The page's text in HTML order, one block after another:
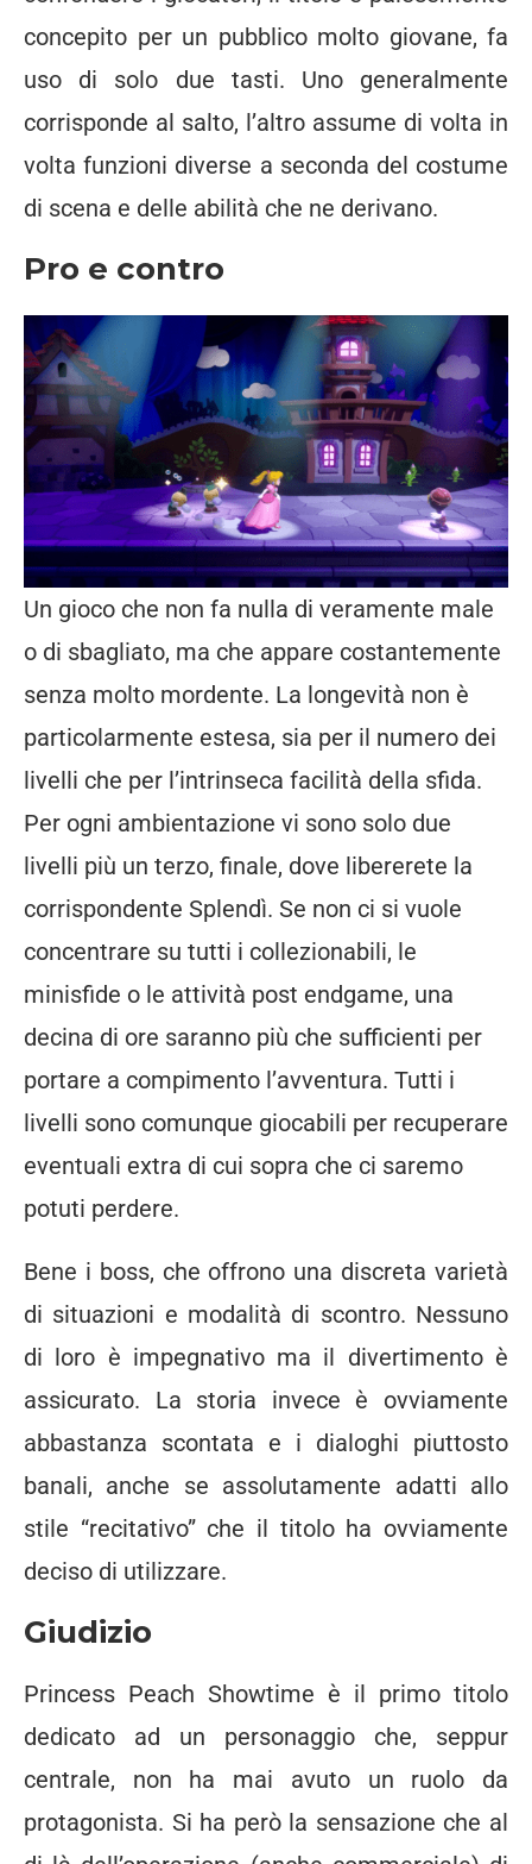
concepito per un pubblico molto giovane, fa
uso di solo due tasti. Uno generalmente
corrisponde al salto, l’altro assume di volta in
volta funzioni diverse a seconda del costume
di scena e delle abilità che ne derivano.
Pro e contro
Un gioco che non fa nulla di veramente male
o di sbagliato, ma che appare costantemente
senza molto mordente. La longevità non è
particolarmente estesa, sia per il numero dei
livelli che per l’intrinseca facilità della sfida.
Per ogni ambientazione vi sono solo due
livelli più un terzo, finale, dove libererete la
corrispondente Splendì. Se non ci si vuole
concentrare su tutti i collezionabili, le
minisfide o le attività post endgame, una
decina di ore saranno più che sufficienti per
portare a compimento l’avventura. Tutti i
livelli sono comunque giocabili per recuperare
eventuali extra di cui sopra che ci saremo
potuti perdere.
Bene i boss, che offrono una discreta varietà
di situazioni e modalità di scontro. Nessuno
di loro è impegnativo ma il divertimento è
assicurato. La storia invece è ovviamente
abbastanza scontata e i dialoghi piuttosto
banali, anche se assolutamente adatti allo
stile “recitativo” che il titolo ha ovviamente
deciso di utilizzare.
Giudizio
Princess Peach Showtime è il primo titolo
dedicato ad un personaggio che, seppur
centrale, non ha mai avuto un ruolo da
protagonista. Si ha però la sensazione che al